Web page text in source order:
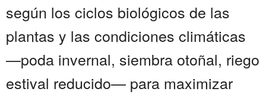
según los ciclos biológicos de las
plantas y las condiciones climáticas
—poda invernal, siembra otoñal, riego
estival reducido— para maximizar